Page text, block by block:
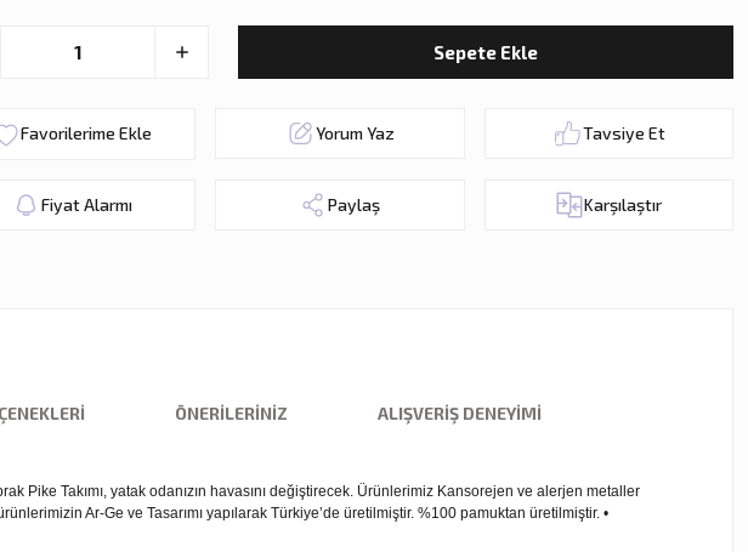
Sepete Ekle
Yorum Yaz Tavsiye Et
Fiyat Alarmı Paylaş Karşılaştır
ÖNERILERINIZ ALIŞVERIŞ DENEYIMI
Pike Takımı, yatak odanızın havasını değiştirecek. Ürünlerimiz Kansorejen ve alerjen metaller
Ar-Ge ve Tasarımı yapılarak Türkiye’de üretilmiştir. %100 pamuktan üretilmiştir. •